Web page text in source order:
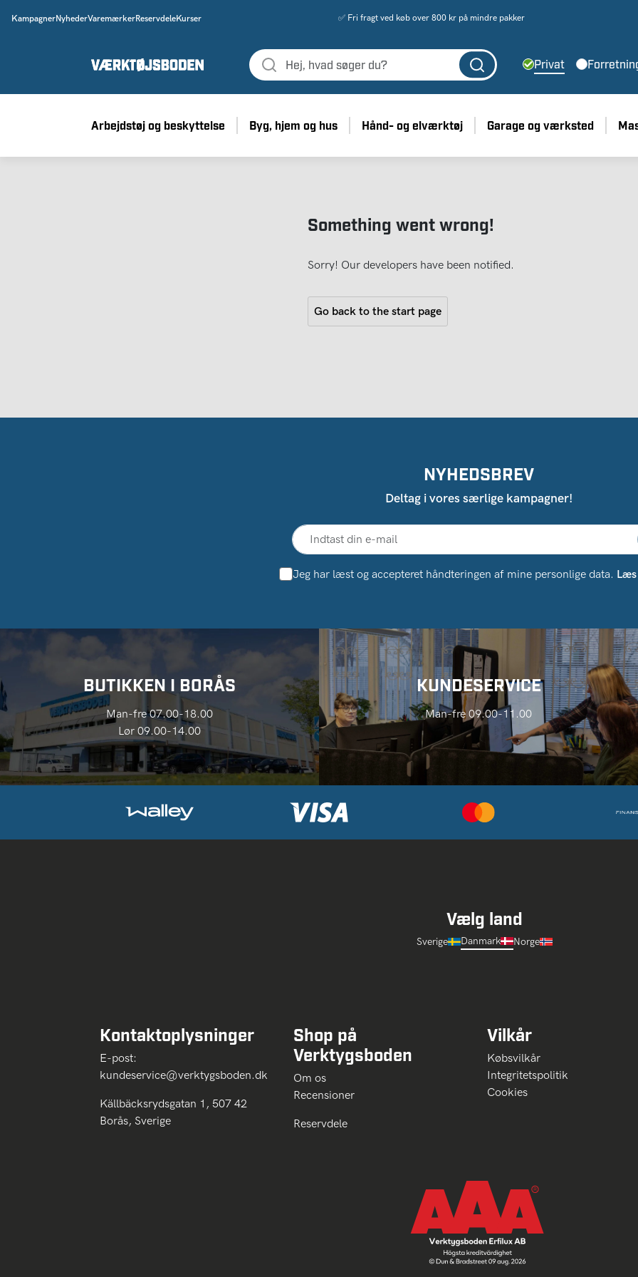
KampagnerNyhederVaremærkerReservdeleKurser ✅ Fri fragt ved køb over 800 kr på mindre pakker
Privat
Arbejdstøj og beskyttelse Byg, hjem og hus Hånd- og elværktøj Garage og værksted
Something went wrong!
Sorry! Our developers have been notified.
Go back to the start page
NYHEDSBREV
Deltag i vores særlige kampagner!
Jeg har læst og accepteret håndteringen af ​​mine personlige data.
BUTIKKEN I BORÅS
Man-fre 07.00-18.00
Lør 09.00-14.00
KUNDESERVICE
Man-fre 09.00-11.00
Vælg land
Sverige Danmark Norge
Kontaktoplysninger
E-post:
kundeservice@verktygsboden.dk
Källbäcksrydsgatan 1, 507 42
Borås, Sverige
Shop på
Verktygsboden
Om os
Recensioner
Reservdele
Vilkår
Købsvilkår
Integritetspolitik
Cookies